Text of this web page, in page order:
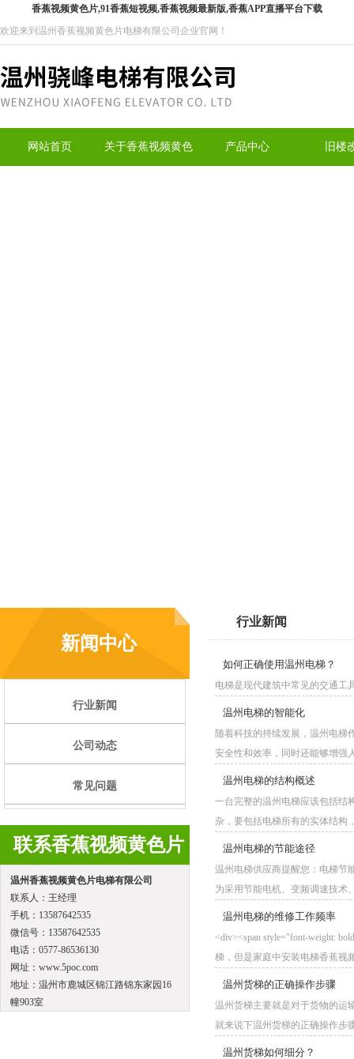
香蕉视频黄色片,91香蕉短视频,香蕉视频最新版,香蕉APP直播平台下载
欢迎来到温州香蕉视频黄色片电梯有限公司企业官网！
网站首页 关于香蕉视频黄色 产品中心 旧楼
新闻中心
行业新闻
公司动态
常见问题
联系香蕉视频黄色片
温州香蕉视频黄色片电梯有限公司
联系人：王经理
手机：13587642535
微信号：13587642535
电话：0577-86536130
网址：www.5poc.com
地址：温州市鹿城区锦江路锦东家园16
幢903室
行业新闻
如何正确使用温州电梯？
电梯是现代建筑中常见的交通工具
温州电梯的智能化
随着科技的持续发展，温州
安全性和效率，同时还能够增强
温州电梯的结构概述
一台完整的温州电梯应该包括结
杂，要包括电梯所有的实体结构
温州电梯的节能途径
温州电梯供应商提醒您：电梯
为采用节能电机、变频调速技术
温州电梯的维修工作频率
<div><span style="font-weight:
梯，但是家庭中安装电梯香蕉
温州货梯的正确操作步骤
温州货梯主要就是对于货物的运输
就来说下温州货梯的正确操作步骤
温州货梯如何细分？